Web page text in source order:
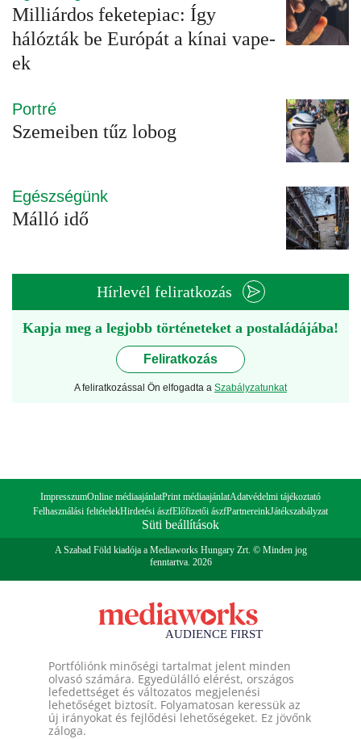
Milliárdos feketepiac: Így
hálózták be Európát a kínai vape-
ek
Portré
Szemeiben tűz lobog
Egészségünk
Málló idő
Hírlevél feliratkozás
Kapja meg a legjobb történeteket a postaládájába!
Feliratkozás
A feliratkozással Ön elfogadta a Szabályzatunkat
ImpresszumOnline médiaajánlatPrint médiaajánlatAdatvédelmi tájékoztató
Felhasználási feltételekHirdetési ászfElőfizetői ászfPartnereinkJátékszabályzat
Süti beállítások
A Szabad Föld kiadója a Mediaworks Hungary Zrt. © Minden jog
fenntartva. 2026
Portfóliónk minőségi tartalmat jelent minden
olvasó számára. Egyedülálló elérést, országos
lefedettséget és változatos megjelenési
lehetőséget biztosít. Folyamatosan keressük az
új irányokat és fejlődési lehetőségeket. Ez jövőnk
záloga.